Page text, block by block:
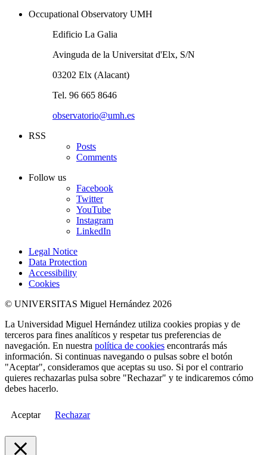
Occupational Observatory UMH
Edificio La Galia
Avinguda de la Universitat d'Elx, S/N
03202 Elx (Alacant)
Tel. 96 665 8646
observatorio@umh.es
RSS
Posts
Comments
Follow us
Facebook
Twitter
YouTube
Instagram
LinkedIn
Legal Notice
Data Protection
Accessibility
Cookies
© UNIVERSITAS Miguel Hernández 2026
La Universidad Miguel Hernández utiliza cookies propias y de
terceros para fines analíticos y respetar tus preferencias de
navegación. En nuestra política de cookies encontrarás más
información. Si continuas navegando o pulsas sobre el botón
"Aceptar", consideramos que aceptas su uso. Si por el contrario
quieres rechazarlas pulsa sobre "Rechazar" y te indicaremos cómo
debes hacerlo.
Aceptar Rechazar